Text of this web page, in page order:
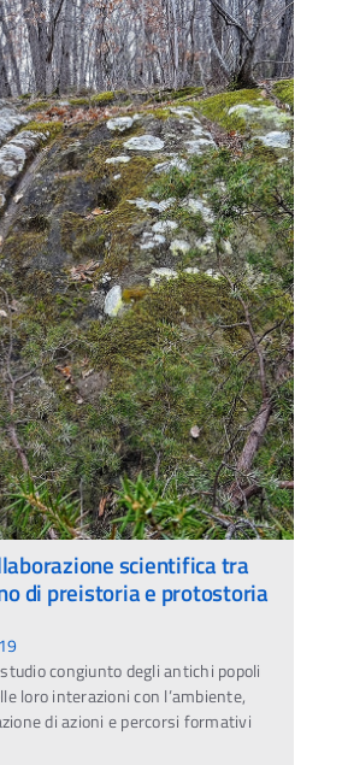
scientifica tra
di preistoria e protostoria
congiunto degli antichi popoli
loro interazioni con l’ambiente,
di azioni e percorsi formativi